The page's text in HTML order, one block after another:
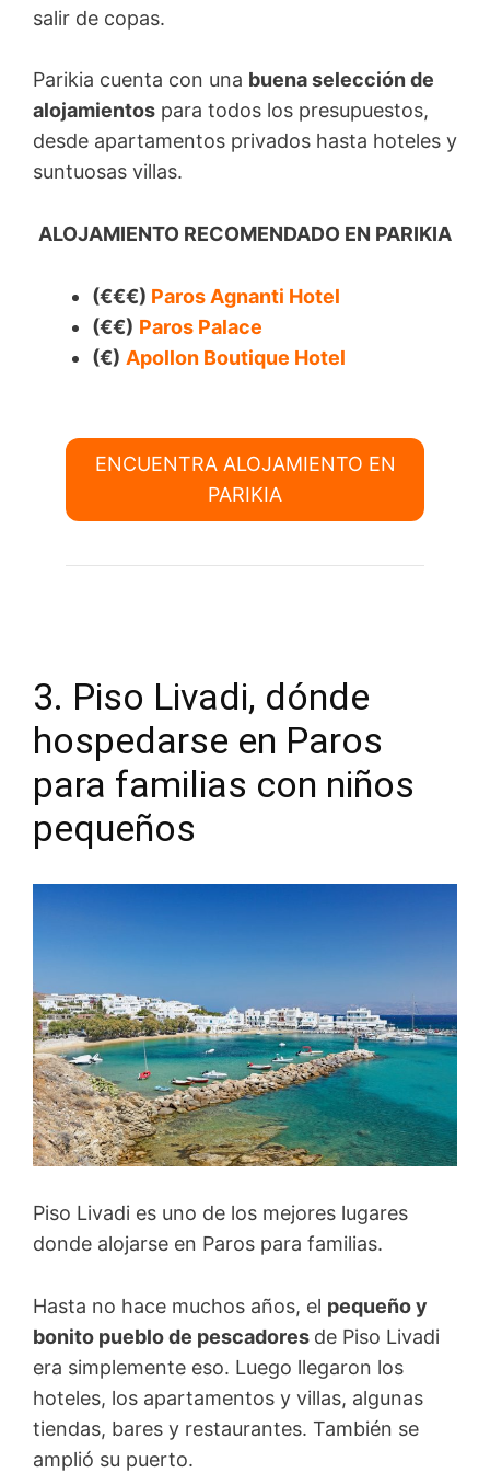
salir de copas.
Parikia cuenta con una buena selección de
alojamientos para todos los presupuestos,
desde apartamentos privados hasta hoteles y
suntuosas villas.
ALOJAMIENTO RECOMENDADO EN PARIKIA
(€€€) Paros Agnanti Hotel
(€€) Paros Palace
(€) Apollon Boutique Hotel
ENCUENTRA ALOJAMIENTO EN
PARIKIA
3. Piso Livadi, dónde
hospedarse en Paros
para familias con niños
pequeños
Piso Livadi es uno de los mejores lugares
donde alojarse en Paros para familias.
Hasta no hace muchos años, el pequeño y
bonito pueblo de pescadores de Piso Livadi
era simplemente eso. Luego llegaron los
hoteles, los apartamentos y villas, algunas
tiendas, bares y restaurantes. También se
amplió su puerto.